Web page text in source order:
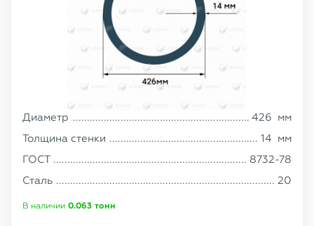
Диаметр 426 мм
Толщина стенки
14 мм
ГОСТ
8732-78
Сталь
20
В наличии 0.063 тонн